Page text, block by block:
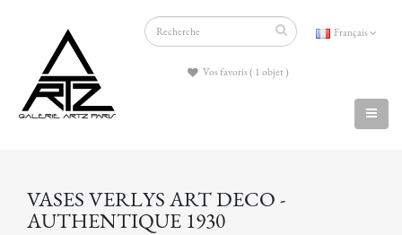
Français
Vos favoris ( 1 objet )
VASES VERLYS ART DECO -
AUTHENTIQUE 1930